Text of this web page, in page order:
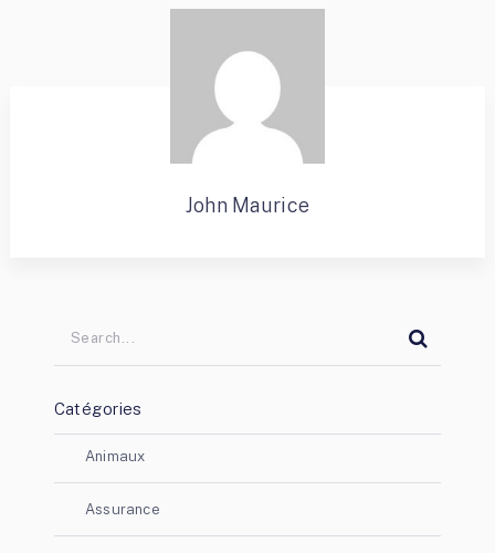
John Maurice
Catégories
Animaux
Assurance